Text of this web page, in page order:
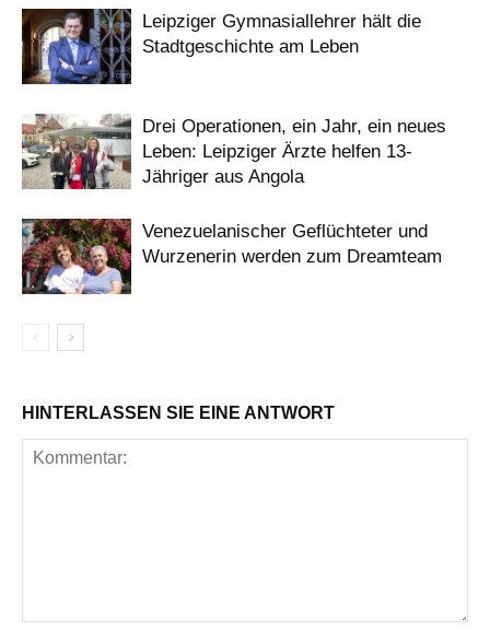
Leipziger Gymnasiallehrer hält die
Stadtgeschichte am Leben
Drei Operationen, ein Jahr, ein neues
Leben: Leipziger Ärzte helfen 13-
Jähriger aus Angola
Venezuelanischer Geflüchteter und
Wurzenerin werden zum Dreamteam
HINTERLASSEN SIE EINE ANTWORT